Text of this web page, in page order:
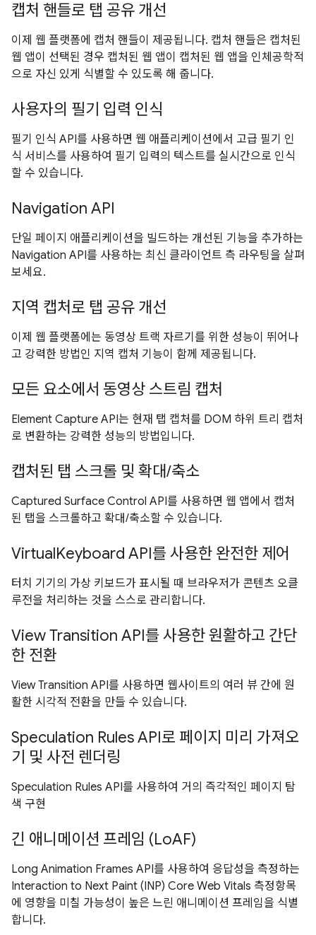
캡처 핸들로 탭 공유 개선
이제 웹 플랫폼에 캡처 핸들이 제공됩니다. 캡처 핸들은 캡처된
웹 앱이 선택된 경우 캡처된 웹 앱이 캡처된 웹 앱을 인체공학적
으로 자신 있게 식별할 수 있도록 해 줍니다.
사용자의 필기 입력 인식
필기 인식 API를 사용하면 웹 애플리케이션에서 고급 필기 인
식 서비스를 사용하여 필기 입력의 텍스트를 실시간으로 인식
할 수 있습니다.
Navigation API
단일 페이지 애플리케이션을 빌드하는 개선된 기능을 추가하는
Navigation API를 사용하는 최신 클라이언트 측 라우팅을 살펴
보세요.
지역 캡처로 탭 공유 개선
이제 웹 플랫폼에는 동영상 트랙 자르기를 위한 성능이 뛰어나
고 강력한 방법인 지역 캡처 기능이 함께 제공됩니다.
모든 요소에서 동영상 스트림 캡처
Element Capture API는 현재 탭 캡처를 DOM 하위 트리 캡처
로 변환하는 강력한 성능의 방법입니다.
캡처된 탭 스크롤 및 확대/축소
Captured Surface Control API를 사용하면 웹 앱에서 캡처
된 탭을 스크롤하고 확대/축소할 수 있습니다.
VirtualKeyboard API를 사용한 완전한 제어
터치 기기의 가상 키보드가 표시될 때 브라우저가 콘텐츠 오클
루전을 처리하는 것을 스스로 관리합니다.
View Transition API를 사용한 원활하고 간단
한 전환
View Transition API를 사용하면 웹사이트의 여러 뷰 간에 원
활한 시각적 전환을 만들 수 있습니다.
Speculation Rules API로 페이지 미리 가져오
기 및 사전 렌더링
Speculation Rules API를 사용하여 거의 즉각적인 페이지 탐
색 구현
긴 애니메이션 프레임 (LoAF)
Long Animation Frames API를 사용하여 응답성을 측정하는
Interaction to Next Paint (INP) Core Web Vitals 측정항목
에 영향을 미칠 가능성이 높은 느린 애니메이션 프레임을 식별
합니다.